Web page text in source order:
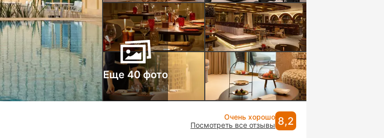
Еще 40 фото
Очень хорошо
Посмотреть все отзывы 8,2